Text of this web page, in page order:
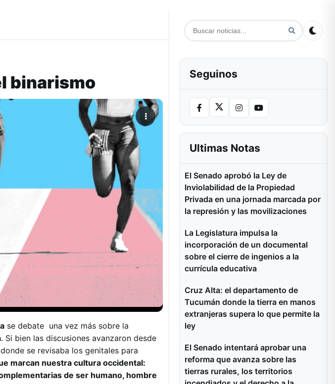
binarismo
se debate una vez más sobre la
. Si bien las discusiones avanzaron desde
se revisaba los genitales para
marcan nuestra cultura occidental:
de ser humano, hombre
Seguinos
Ultimas Notas
El Senado aprobó la Ley de
Inviolabilidad de la Propiedad
Privada en una jornada marcada por
la represión y las movilizaciones
La Legislatura impulsa la
incorporación de un documental
sobre el cierre de ingenios a la
currícula educativa
Cruz Alta: el departamento de
Tucumán donde la tierra en manos
extranjeras supera lo que permite la
ley
El Senado intentará aprobar una
reforma que avanza sobre las
tierras rurales, los territorios